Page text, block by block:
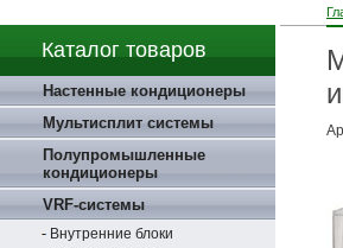
Каталог товаров
Настенные кондиционеры
Мультисплит системы
Полупромышленные
кондиционеры
VRF-системы
Внутренние блоки